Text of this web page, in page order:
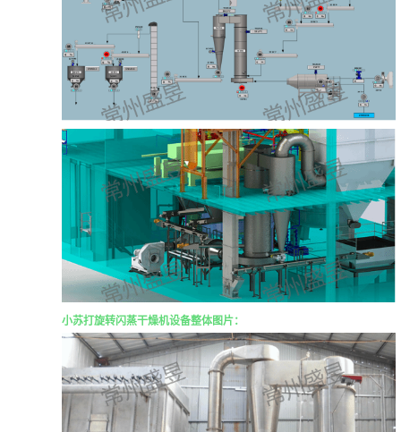
小苏打旋转闪蒸干燥机设备整体图片：